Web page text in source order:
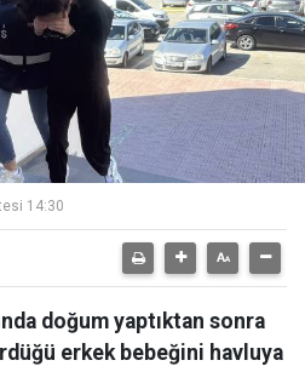
14:30
doğum yaptıktan sonra
erkek bebeğini havluya